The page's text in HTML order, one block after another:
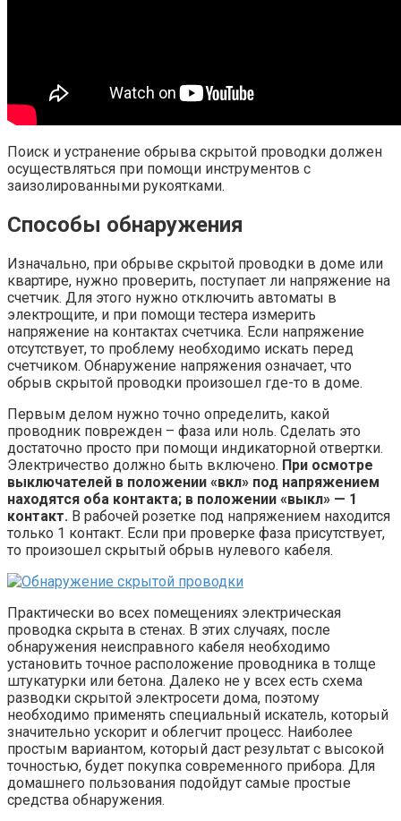
Поиск и устранение обрыва скрытой проводки должен
осуществляться при помощи инструментов с
заизолированными рукоятками.
Способы обнаружения
Изначально, при обрыве скрытой проводки в доме или
квартире, нужно проверить, поступает ли напряжение на
счетчик. Для этого нужно отключить автоматы в
электрощите, и при помощи тестера измерить
напряжение на контактах счетчика. Если напряжение
отсутствует, то проблему необходимо искать перед
счетчиком. Обнаружение напряжения означает, что
обрыв скрытой проводки произошел где-то в доме.
Первым делом нужно точно определить, какой
проводник поврежден – фаза или ноль. Сделать это
достаточно просто при помощи индикаторной отвертки.
Электричество должно быть включено. При осмотре
выключателей в положении «вкл» под напряжением
находятся оба контакта; в положении «выкл» — 1
контакт. В рабочей розетке под напряжением находится
только 1 контакт. Если при проверке фаза присутствует,
то произошел скрытый обрыв нулевого кабеля.
Практически во всех помещениях электрическая
проводка скрыта в стенах. В этих случаях, после
обнаружения неисправного кабеля необходимо
установить точное расположение проводника в толще
штукатурки или бетона. Далеко не у всех есть схема
разводки скрытой электросети дома, поэтому
необходимо применять специальный искатель, который
значительно ускорит и облегчит процесс. Наиболее
простым вариантом, который даст результат с высокой
точностью, будет покупка современного прибора. Для
домашнего пользования подойдут самые простые
средства обнаружения.